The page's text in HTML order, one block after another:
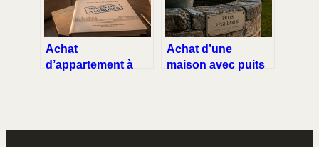
locatif
Achat
d’appartement à
Achat d’une
maison avec puits